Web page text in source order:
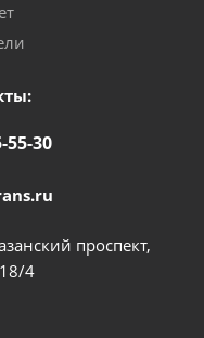
55-30
проспект,
4